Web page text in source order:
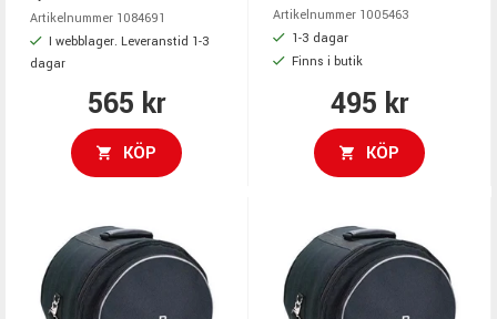
Artikelnummer 1084691
I webblager. Leveranstid 1-3
dagar
565 kr
KÖP
Artikelnummer 1005463
1-3 dagar
Finns i butik
495 kr
KÖP